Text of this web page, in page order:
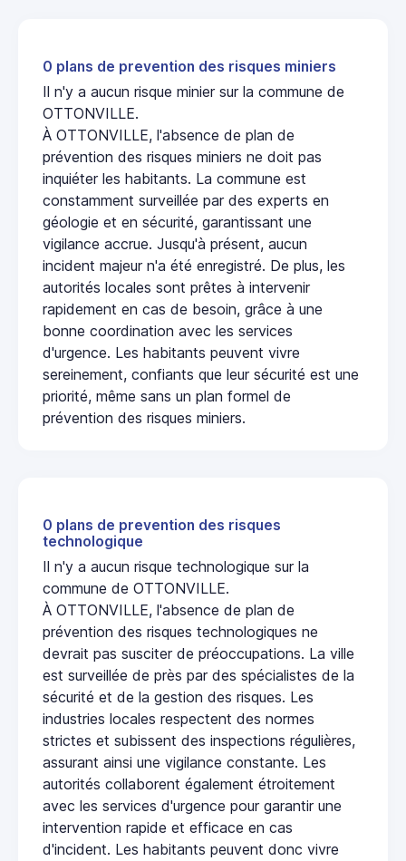
0 plans de prevention des risques miniers
Il n'y a aucun risque minier sur la commune de
OTTONVILLE.
À OTTONVILLE, l'absence de plan de
prévention des risques miniers ne doit pas
inquiéter les habitants. La commune est
constamment surveillée par des experts en
géologie et en sécurité, garantissant une
vigilance accrue. Jusqu'à présent, aucun
incident majeur n'a été enregistré. De plus, les
autorités locales sont prêtes à intervenir
rapidement en cas de besoin, grâce à une
bonne coordination avec les services
d'urgence. Les habitants peuvent vivre
sereinement, confiants que leur sécurité est une
priorité, même sans un plan formel de
prévention des risques miniers.
0 plans de prevention des risques
technologique
Il n'y a aucun risque technologique sur la
commune de OTTONVILLE.
À OTTONVILLE, l'absence de plan de
prévention des risques technologiques ne
devrait pas susciter de préoccupations. La ville
est surveillée de près par des spécialistes de la
sécurité et de la gestion des risques. Les
industries locales respectent des normes
strictes et subissent des inspections régulières,
assurant ainsi une vigilance constante. Les
autorités collaborent également étroitement
avec les services d'urgence pour garantir une
intervention rapide et efficace en cas
d'incident. Les habitants peuvent donc vivre